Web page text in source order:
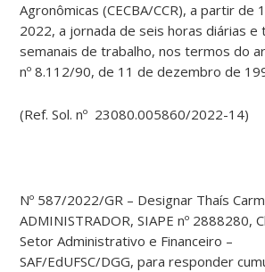
Agronômicas (CECBA/CCR), a partir de
2022, a jornada de seis horas diárias e
semanais de trabalho, nos termos do
nº 8.112/90, de 11 de dezembro de
(Ref. Sol. nº 23080.005860/2022-14)
Nº 587/2022/GR – Designar Thaís
ADMINISTRADOR, SIAPE nº 2888280,
Setor Administrativo e Financeiro –
SAF/EdUFSC/DGG, para responder